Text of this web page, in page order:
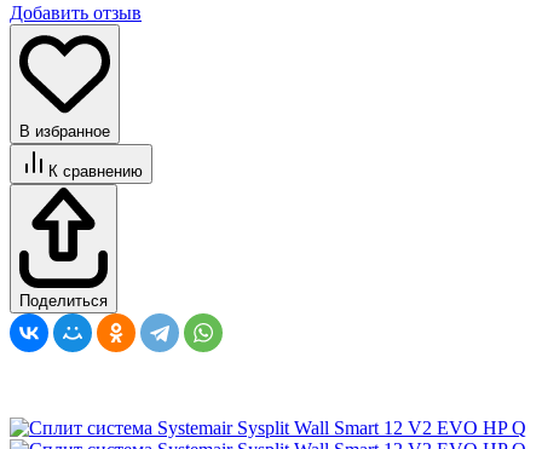
Добавить отзыв
В избранное
К сравнению
Поделиться